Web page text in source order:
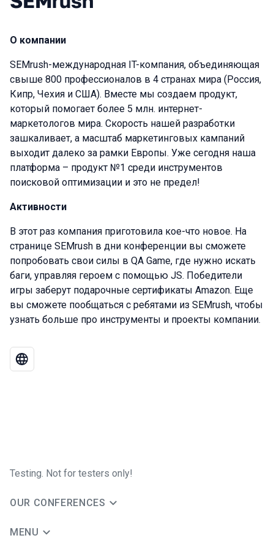
О компании
SEMrush-международная IT-компания, объединяющая
свыше 800 профессионалов в 4 странах мира (Россия,
Кипр, Чехия и США). Вместе мы создаем продукт,
который помогает более 5 млн. интернет-
маркетологов мира. Скорость нашей разработки
зашкаливает, а масштаб маркетинговых кампаний
выходит далеко за рамки Европы. Уже сегодня наша
платформа – продукт №1 среди инструментов
поисковой оптимизации и это не предел!
Активности
В этот раз компания приготовила кое-что новое. На
странице SEMrush в дни конференции вы сможете
попробовать свои силы в QA Game, где нужно искать
баги, управляя героем с помощью JS. Победители
игры заберут подарочные сертификаты Amazon. Еще
вы сможете пообщаться с ребятами из SEMrush, чтобы
узнать больше про инструменты и проекты компании.
Testing. Not for testers only!
OUR CONFERENCES
MENU